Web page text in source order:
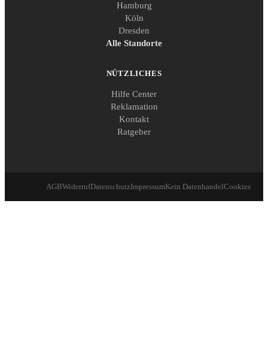
Hamburg
Köln
Dresden
Alle Standorte
NÜTZLICHES
Hilfe Center
Reklamation
Kontakt
Ratgeber
AGBWiderrufDatenschutzImpressumKein DatenhandelCookies